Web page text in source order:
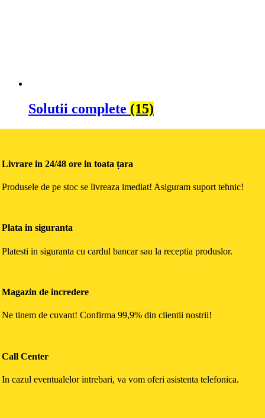
Solutii complete (15)
Livrare in 24/48 ore in toata țara
Produsele de pe stoc se livreaza imediat! Asiguram suport tehnic!
Plata in siguranta
Platesti in siguranta cu cardul bancar sau la receptia produslor.
Magazin de incredere
Ne tinem de cuvant! Confirma 99,9% din clientii nostrii!
Call Center
In cazul eventualelor intrebari, va vom oferi asistenta telefonica.